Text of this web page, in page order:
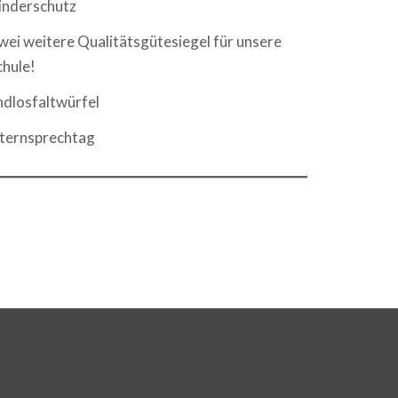
weitere Qualitätsgütesiegel für unsere